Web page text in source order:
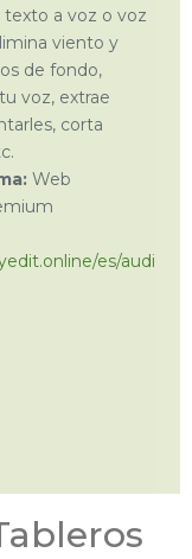
a voz o voz
viento y
de fondo,
voz, extrae
corta
Web
es/audi